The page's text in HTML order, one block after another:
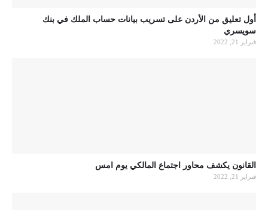
أول تعليق من الأردن على تسريب بيانات حساب الملك في بنك
سويسري
فبراير 21, 2022
القانون يكشف محاور اجتماع المالكي يوم امس
فبراير 21, 2022